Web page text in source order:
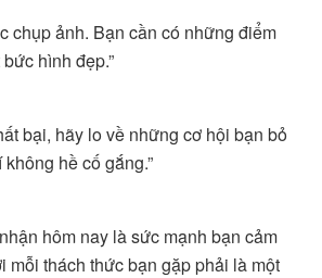
chụp ảnh. Bạn cần có những điểm
hình đẹp.”
bại, hãy lo về những cơ hội bạn bỏ
hề cố gắng.”
hôm nay là sức mạnh bạn cảm
mỗi thách thức bạn gặp phải là một